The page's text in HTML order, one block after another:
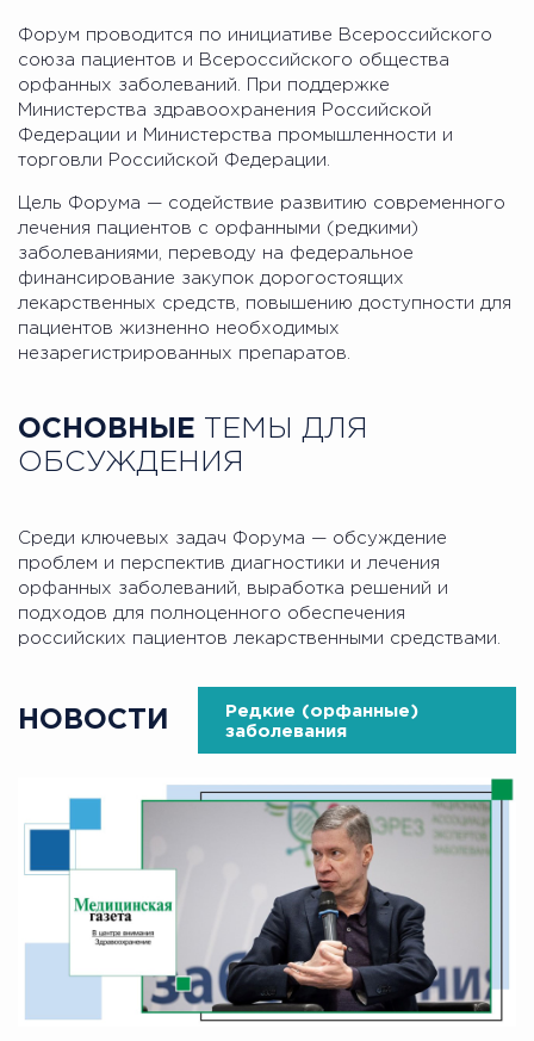
Форум проводится по инициативе Всероссийского
союза пациентов и Всероссийского общества
орфанных заболеваний. При поддержке
Министерства здравоохранения Российской
Федерации и Министерства промышленности и
торговли Российской Федерации.
Цель Форума — содействие развитию современного
лечения пациентов с орфанными (редкими)
заболеваниями, переводу на федеральное
финансирование закупок дорогостоящих
лекарственных средств, повышению доступности для
пациентов жизненно необходимых
незарегистрированных препаратов.
ОСНОВНЫЕ ТЕМЫ ДЛЯ
ОБСУЖДЕНИЯ
Среди ключевых задач Форума — обсуждение
проблем и перспектив диагностики и лечения
орфанных заболеваний, выработка решений и
подходов для полноценного обеспечения
российских пациентов лекарственными средствами.
НОВОСТИ
Редкие (орфанные)
заболевания